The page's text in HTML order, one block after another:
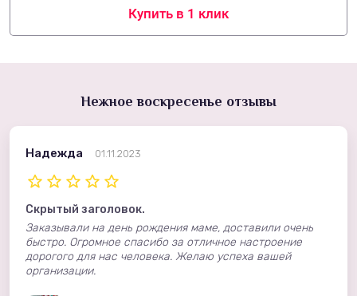
Купить в 1 клик
Нежное воскресенье отзывы
Надежда 01.11.2023
Скрытый заголовок.
Заказывали на день рождения маме, доставили очень
быстро. Огромное спасибо за отличное настроение
дорогого для нас человека. Желаю успеха вашей
организации.